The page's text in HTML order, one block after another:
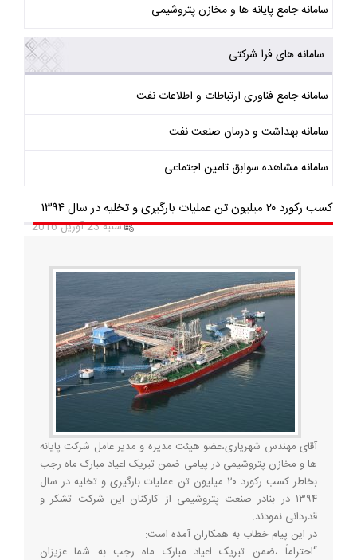
سامانه جامع پایانه ها و مخازن پتروشیمی
سامانه های فرا شرکتی
سامانه جامع فناوری ارتباطات و اطلاعات نفت
سامانه بهداشت و درمان صنعت نفت
سامانه مشاهده سوابق تامین اجتماعی
کسب رکورد ۲۰ میلیون تن عملیات بارگیری و تخلیه در سال ۱۳۹۴
شنبه 23 آوریل 2016
آقای مهندس شهریاری،عضو هیئت مدیره و مدیر عامل شرکت پایانه
ها و مخازن پتروشیمی در پیامی ضمن تبریک اعیاد مبارک ماه رجب
بخاطر کسب رکورد ۲۰ میلیون تن عملیات بارگیری و تخلیه در سال
۱۳۹۴ در بنادر صنعت پتروشیمی از کارکنان این شرکت تشکر و
قدردانی نمودند.
در این پیام خطاب به همکاران آمده است:
“احتراماً ،ضمن تبریک اعیاد مبارک ماه رجب به شما عزیزان